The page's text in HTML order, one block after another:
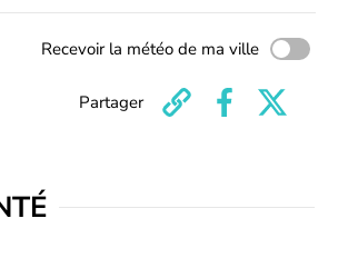
Recevoir la météo de ma ville
Partager